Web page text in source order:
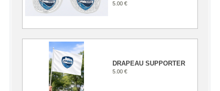
5.00 €
DRAPEAU SUPPORTER
5.00 €